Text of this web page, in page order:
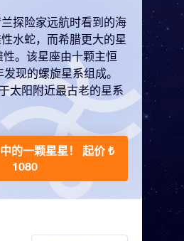
探险家远航时看到的海
水蛇，而希腊更大的星
性。该星座由十颗主恒
现的螺旋星系组成。
太阳附近最古老的星系
的一颗星星！ 起价 ₺
1080